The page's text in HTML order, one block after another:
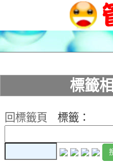
標籤
回標籤頁
標籤：